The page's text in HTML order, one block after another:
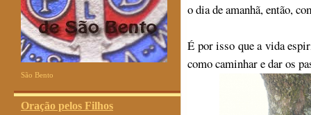
São Bento
Oração pelos Filhos
o dia de amanhã, então,
É por isso que a vida
como caminhar e dar os